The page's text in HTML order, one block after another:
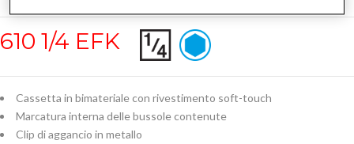
610 1/4 EFK
Cassetta in bimateriale con rivestimento soft-touch
Marcatura interna delle bussole contenute
Clip di aggancio in metallo